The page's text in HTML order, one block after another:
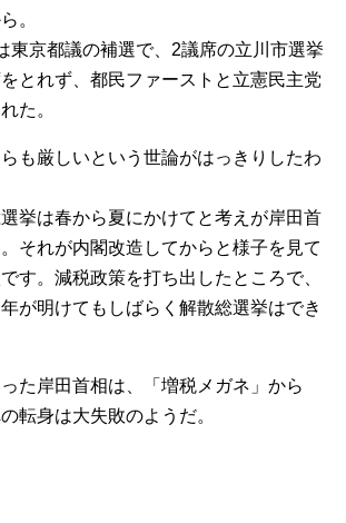
。
東京都議の補選で、2議席の立川市選挙
とれず、都民ファーストと立憲民主党
た。
も厳しいという世論がはっきりしたわ
挙は春から夏にかけてと考えが岸田首
それが内閣改造してからと様子を見て
す。減税政策を打ち出したところで、
が明けてもしばらく解散総選挙はでき
た岸田首相は、「増税メガネ」から
転身は大失敗のようだ。